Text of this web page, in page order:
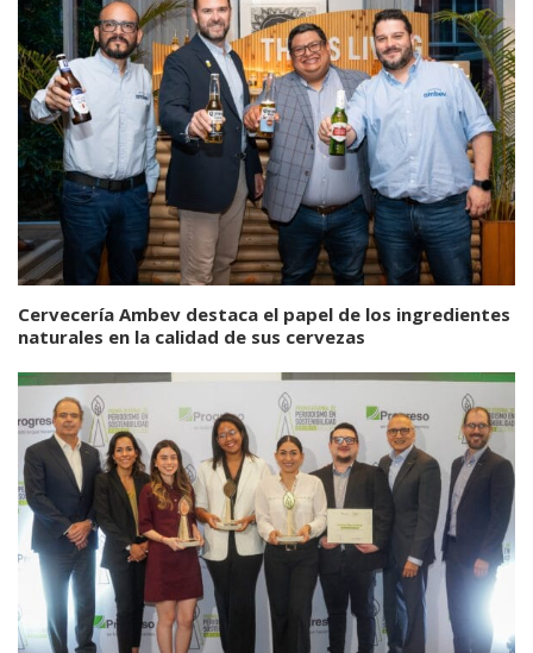
Cervecería Ambev destaca el papel de los ingredientes
naturales en la calidad de sus cervezas